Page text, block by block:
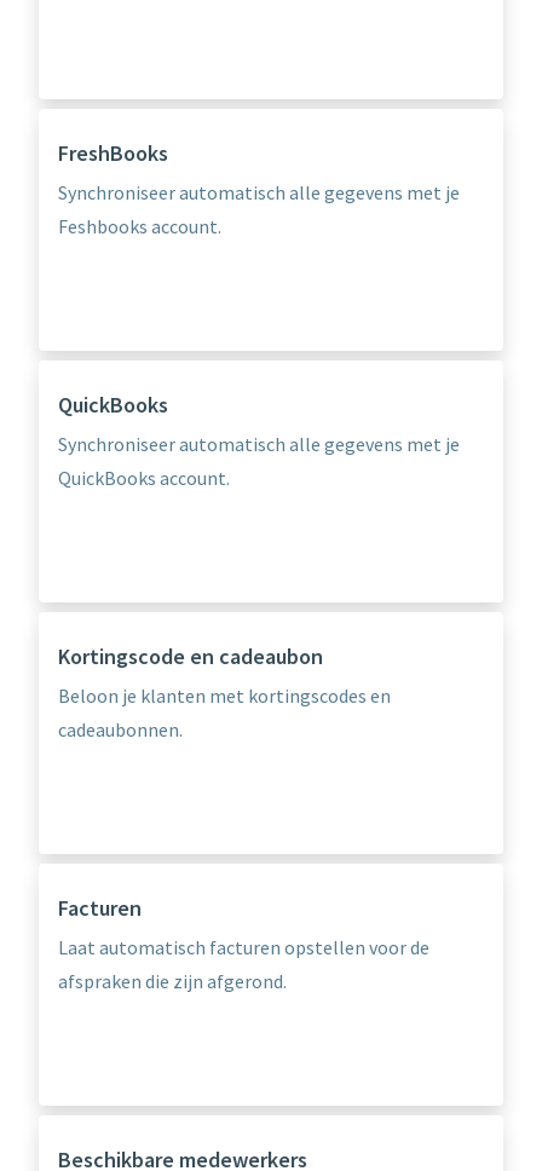
FreshBooks
Synchroniseer automatisch alle gegevens met je
Feshbooks account.
QuickBooks
Synchroniseer automatisch alle gegevens met je
QuickBooks account.
Kortingscode en cadeaubon
Beloon je klanten met kortingscodes en
cadeaubonnen.
Facturen
Laat automatisch facturen opstellen voor de
afspraken die zijn afgerond.
Beschikbare medewerkers